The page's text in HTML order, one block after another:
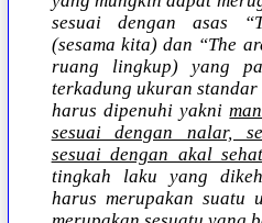
sesuai dengan asas
(sesama kita) dan “The
ruang lingkup) yang
terkadung ukuran
harus dipenuhi yakni
sesuai dengan nalar,
sesuai dengan akal sehat
tingkah laku yang
harus merupakan suatu